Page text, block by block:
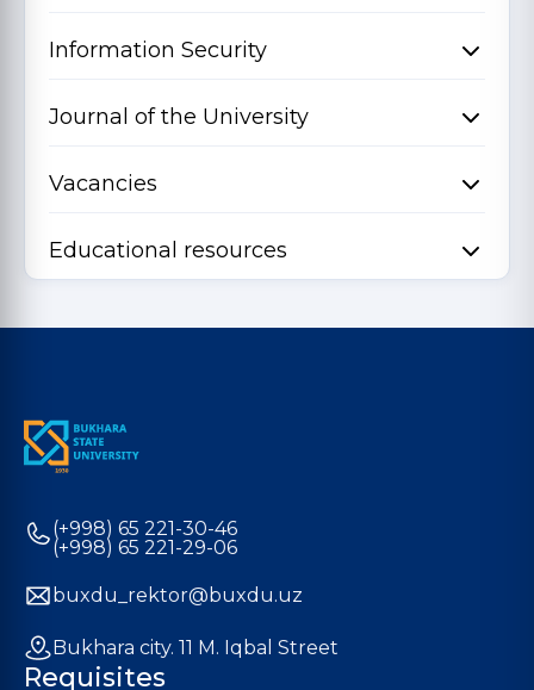
Information Security
Journal of the University
Vacancies
Educational resources
(+998) 65 221-30-46
(+998) 65 221-29-06
buxdu_rektor@buxdu.uz
Bukhara city. 11 M. Iqbal Street
Requisites